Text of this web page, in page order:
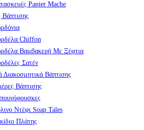
Papier Mache
Chiffon
Βαμβακερή Με Ξέφτια
Σατέν
Διακοσμητικά Βάπτισης
Βάπτισης
Ντέφι Soap Tales
Πλάτης